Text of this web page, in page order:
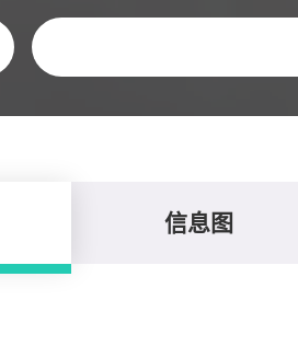
关键字
信息图